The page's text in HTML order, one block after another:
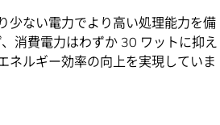
少ない電力でより高い処理能力を備
消費電力はわずか 30 ワットに抑え
ネルギー効率の向上を実現していま